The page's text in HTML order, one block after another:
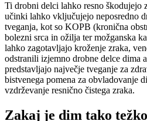
Ti drobni delci lahko resno
učinki lahko vključujejo neposredno
tveganja, kot so KOPB (kronična
bolezni srca in ožilja ter možganska
lahko zagotavljajo kroženje zraka,
odstranili izjemno drobne delce dima
predstavljajo največje tveganje za
bistvenega pomena za obvladovanje
vzdrževanje resnično čistega zraka.
Zakaj je dim tako